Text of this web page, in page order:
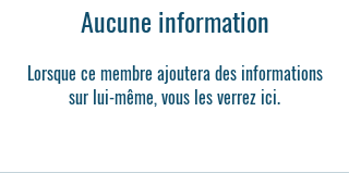
Aucune information
Lorsque ce membre ajoutera des informations
sur lui-même, vous les verrez ici.